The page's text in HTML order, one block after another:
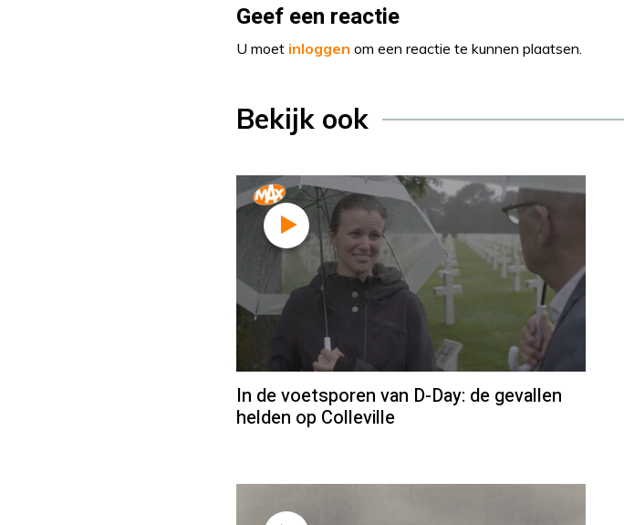
Geef een reactie
U moet inloggen om een reactie te kunnen plaatsen.
Bekijk ook
In de voetsporen van D-Day: de gevallen
helden op Colleville